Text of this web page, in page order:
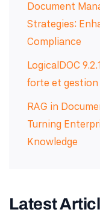
Document
Strategies:
Compliance
LogicalDOC
forte et gestion
RAG in
Turning
Knowledge
Latest